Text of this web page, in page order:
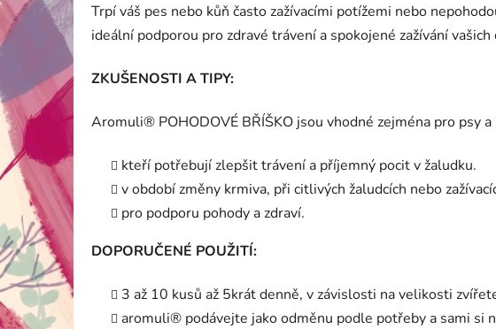
Trpí váš pes nebo kůň často zažívacími potížemi nebo
ideální podporou pro zdravé trávení a spokojené zažívání
ZKUŠENOSTI A TIPY:
Aromuli® POHODOVÉ BŘÍŠKO jsou vhodné zejména pro psy a
kteří potřebují zlepšit trávení a příjemný pocit v žaludku.
v období změny krmiva, při citlivých žaludcích nebo
pro podporu pohody a zdraví.
DOPORUČENÉ POUŽITÍ:
3 až 10 kusů až 5krát denně, v závislosti na velikosti
aromuli® podávejte jako odměnu podle potřeby a sami si